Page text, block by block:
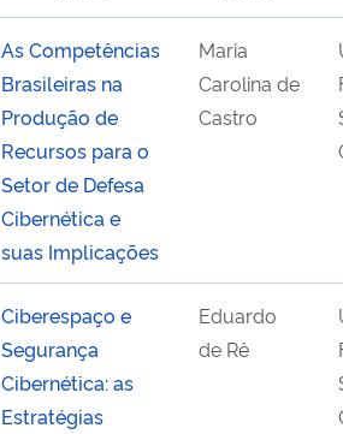
As Competências
Brasileiras na
Produção de
Recursos para o
Setor de Defesa
Cibernética e
suas Implicações
Maria
Carolina de
Castro
Ciberespaço e
Segurança
Cibernética: as
Estratégias
Eduardo
de Rê